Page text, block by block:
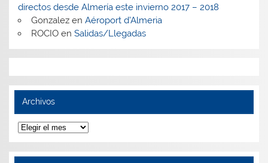
directos desde Almería este invierno 2017 – 2018
Gonzalezen Aéroport d’Almeria
ROCIOen Salidas/Llegadas
Archivos
Archivos